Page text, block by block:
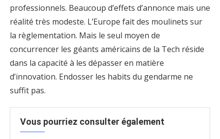
professionnels. Beaucoup d’effets d’annonce mais une
réalité très modeste. L’Europe fait des moulinets sur
la règlementation. Mais le seul moyen de
concurrencer les géants américains de la Tech réside
dans la capacité à les dépasser en matière
d’innovation. Endosser les habits du gendarme ne
suffit pas.
Vous pourriez consulter également